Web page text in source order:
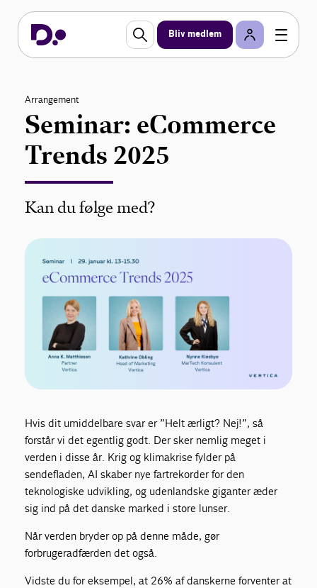
Bliv medlem
Arrangement
Seminar: eCommerce
Trends 2025
Kan du følge med?
Hvis dit umiddelbare svar er ”Helt ærligt? Nej!”, så
forstår vi det egentlig godt. Der sker nemlig meget i
verden i disse år. Krig og klimakrise fylder på
sendefladen, AI skaber nye fartrekorder for den
teknologiske udvikling, og udenlandske giganter æder
sig ind på det danske marked i store lunser.
Når verden bryder op på denne måde, gør
forbrugeradfærden det også.
Vidste du for eksempel, at 26% af danskerne forventer at